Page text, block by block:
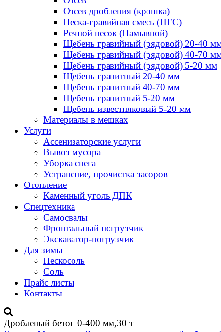
Отсев дробления (крошка)
Песка-гравийная смесь (ПГС)
Речной песок (Намывной)
Щебень гравийный (рядовой) 20-40
Щебень гравийный (рядовой) 40-70
Щебень гравийный (рядовой) 5-20 мм
Щебень гранитный 20-40 мм
Щебень гранитный 40-70 мм
Щебень гранитный 5-20 мм
Щебень известняковый 5-20 мм
Материалы в мешках
Услуги
Ассенизаторские услуги
Вывоз мусора
Уборка снега
Устранение, прочистка засоров
Отопление
Каменный уголь ДПК
Спецтехника
Самосвалы
Фронтальный погрузчик
Экскаватор-погрузчик
Для зимы
Пескосоль
Соль
Прайс листы
Контакты
Дробленый бетон 0-400 мм,30 т